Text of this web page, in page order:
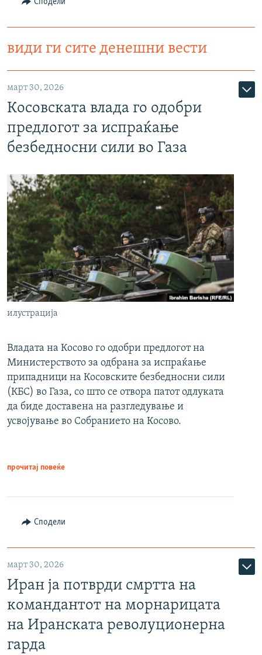
види ги сите денешни вести
март 30, 2026
Косовската влада го одобри
предлогот за испраќање
безбедносни сили во Газа
илустрација
Владата на Косово го одобри предлогот на
Министерството за одбрана за испраќање
припадници на Косовските безбедносни сили
(КБС) во Газа, со што се отвора патот одлуката
да биде доставена на разгледување и
усвојување во Собранието на Косово.
прочитај повеќе
Сподели
март 30, 2026
Иран ја потврди смртта на
командантот на морнарицата
на Иранската револуционерна
гарда